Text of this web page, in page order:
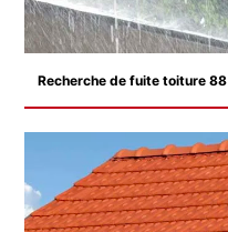
Recherche de fuite toiture 88